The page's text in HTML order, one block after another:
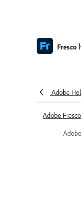
Fresco
Adobe
Adobe